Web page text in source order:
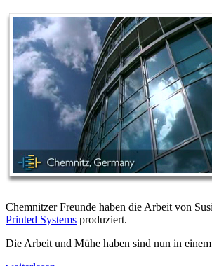
Chemnitzer Freunde haben die Arbeit von
Printed Systems produziert.
Die Arbeit und Mühe haben sind nun in einem